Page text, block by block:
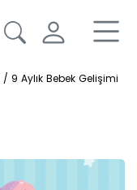
/ 9 Aylık Bebek Gelişimi